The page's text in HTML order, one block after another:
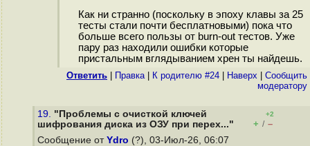
Как ни странно (поскольку в эпоху клавы за 25
тесты стали почти бесплатновыми) пока что
больше всего пользы от burn-out тестов. Уже
пару раз находили ошибки которые
пристальным вглядыванием хрен ты найдешь.
Ответить Правка| К родителю #24 Наверх
Cообщить
модератору
19. "Проблемы с очисткой ключей
шифрования диска из ОЗУ при перех..."
+2
+ / –
Сообщение от Ydro (?), 03-Июл-26, 06:07